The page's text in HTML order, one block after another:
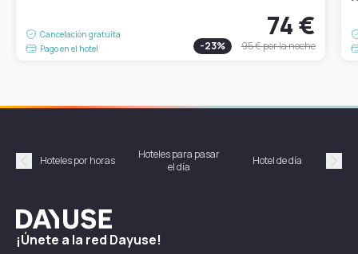
Cancelación gratuita
Pago en el hotel
74 €
-23% 95 €por la noche
Précédent
Hoteles por horas
Hoteles para pasar
el día
Hotel de día
Dayuse
¡Únete a la red Dayuse!